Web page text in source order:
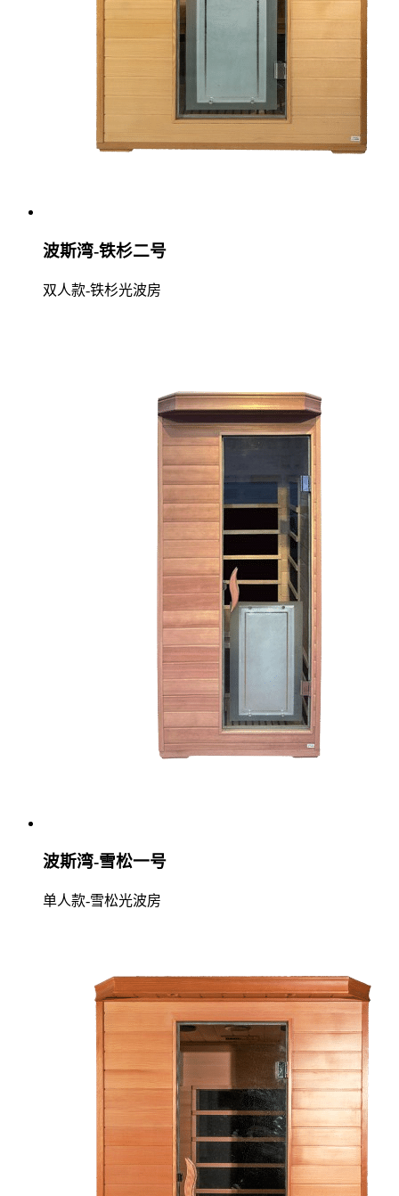
波斯湾-铁杉二号
双人款-铁杉光波房
波斯湾-雪松一号
单人款-雪松光波房